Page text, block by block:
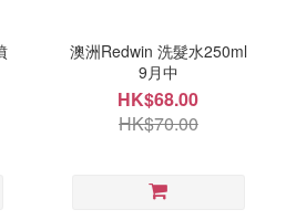
澳洲Redwin 洗髮水250ml
9月中
HK$68.00
HK$70.00